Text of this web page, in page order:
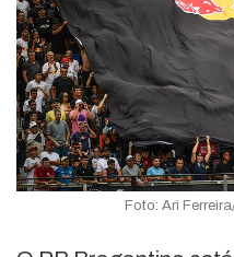
Foto: Ari